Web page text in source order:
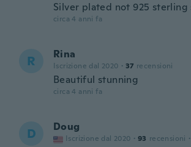
Silver plated not 925 sterling
circa 4 anni fa
R Rina
Iscrizione dal 2020 · 37 recensioni
Beautiful stunning
circa 4 anni fa
D Doug
Iscrizione dal 2020 · 93 recensioni ·